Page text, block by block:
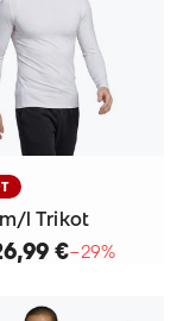
l Trikot
€−29%